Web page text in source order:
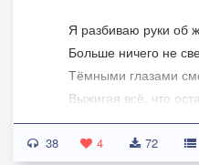
Я разбиваю руки об
Больше ничего не
Тёмными глазами
Выжигая всё, что
Я разбиваю руки об
38 4 72